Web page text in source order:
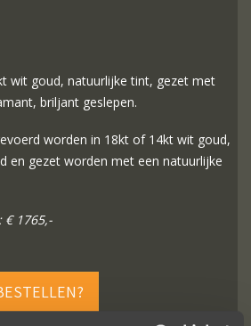
wit goud, natuurlijke tint, gezet met
briljant geslepen.
worden in 18kt of 14kt wit goud,
en gezet worden met een natuurlijke
1765,-